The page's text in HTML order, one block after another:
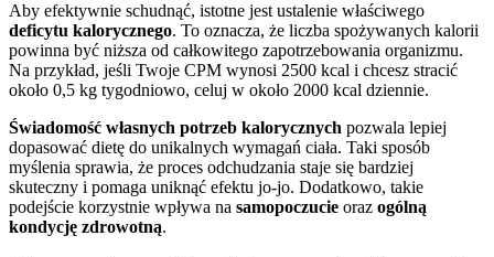
Aby efektywnie schudnąć, istotne jest ustalenie właściwego
deficytu kalorycznego. To oznacza, że liczba spożywanych kalorii
powinna być niższa od całkowitego zapotrzebowania organizmu.
Na przykład, jeśli Twoje CPM wynosi 2500 kcal i chcesz stracić
około 0,5 kg tygodniowo, celuj w około 2000 kcal dziennie.
Świadomość własnych potrzeb kalorycznych pozwala lepiej
dopasować dietę do unikalnych wymagań ciała. Taki sposób
myślenia sprawia, że proces odchudzania staje się bardziej
skuteczny i pomaga uniknąć efektu jo-jo. Dodatkowo, takie
podejście korzystnie wpływa na samopoczucie oraz ogólną
kondycję zdrowotną.